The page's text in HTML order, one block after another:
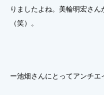
りましたよね。美輪明宏さ
（笑）。
ー池畑さんにとってアンチエ